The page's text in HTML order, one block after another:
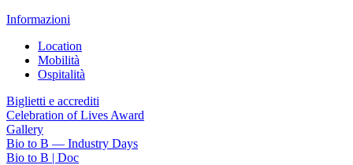
Informazioni
Location
Mobilità
Ospitalità
Biglietti e accrediti
Celebration of Lives Award
Gallery
Bio to B — Industry Days
Bio to B | Doc